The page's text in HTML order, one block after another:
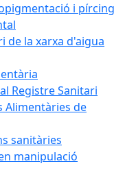
i pírcing
de la xarxa d'aigua
Registre Sanitari
Alimentàries de
sanitàries
manipulació